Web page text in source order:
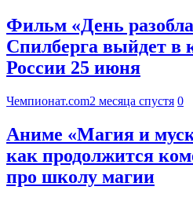
Фильм «День
Спилберга выйдет в
России 25 июня
Чемпионат.com2 месяца спустя 0
Аниме «Магия и
как продолжится
про школу магии